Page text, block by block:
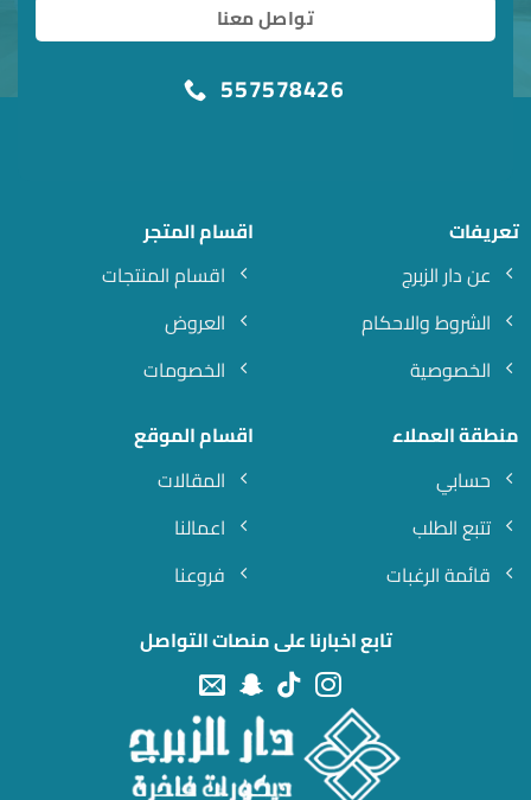
تواصل معنا
557578426
تعريفات
عن دار الزبرج
الشروط والاحكام
الخصوصية
اقسام المتجر
اقسام المنتجات
العروض
الخصومات
منطقة العملاء
حسابي
تتبع الطلب
قائمة الرغبات
اقسام الموقع
المقالات
اعمالنا
فروعنا
تابع اخبارنا على منصات التواصل